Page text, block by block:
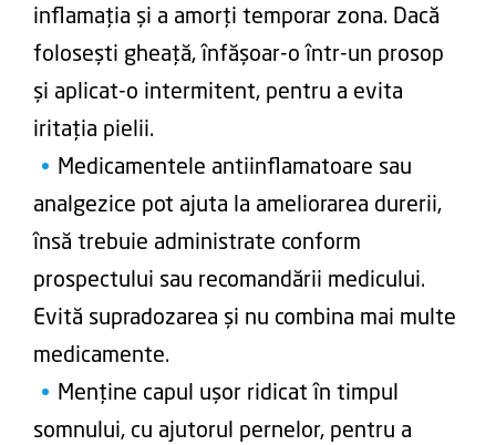
inflamația și a amorți temporar zona. Dacă
folosești gheață, înfășoar-o într-un prosop
și aplicat-o intermitent, pentru a evita
iritația pielii.
Medicamentele antiinflamatoare sau
analgezice pot ajuta la ameliorarea durerii,
însă trebuie administrate conform
prospectului sau recomandării medicului.
Evită supradozarea și nu combina mai multe
medicamente.
Menține capul ușor ridicat în timpul
somnului, cu ajutorul pernelor, pentru a